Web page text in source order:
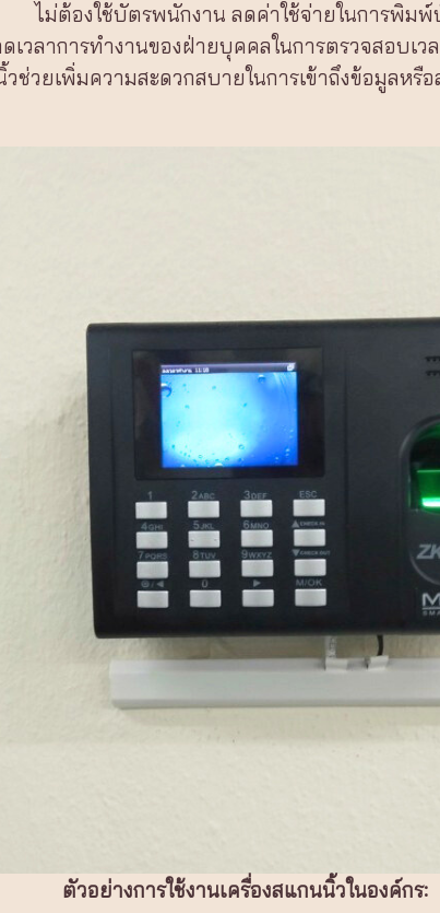
ไม่ต้องใช้บัตรพนักงาน ลดค่าใช้จ่ายในการพิม
เวลาการทำงานของฝ่ายบุคคลในการตรวจสอบเวล
ช่วยเพิ่มความสะดวกสบายในการเข้าถึงข้อมูลห
ตัวอย่างการใช้งานเครื่องสแกนนิ้วในองค์กร: